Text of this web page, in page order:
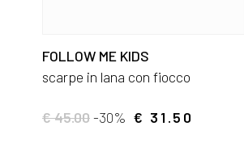
FOLLOW ME KIDS
scarpe in lana con fiocco
€ 45.00-30% € 31.50